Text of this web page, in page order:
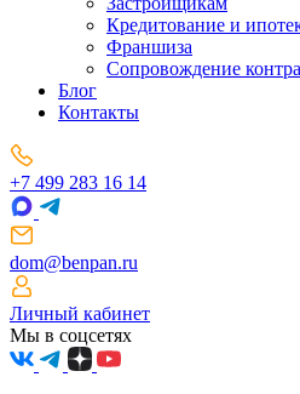
Кредитование и
Франшиза
Сопровождение
Блог
Контакты
+7 499 283 16 14
dom@benpan.ru
Личный кабинет
Мы в соцсетях